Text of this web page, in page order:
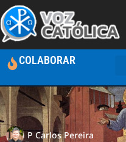
COLABORAR
P Carlos Pereira